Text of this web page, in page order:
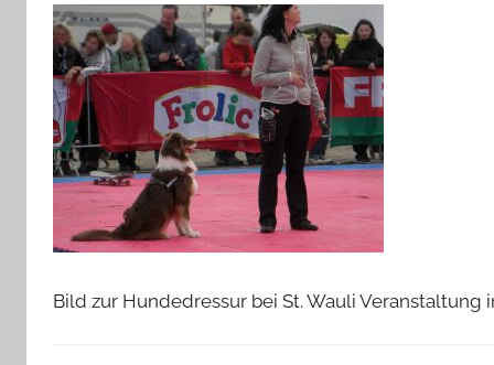
Bild zur Hundedressur bei St. Wauli Veranstaltung